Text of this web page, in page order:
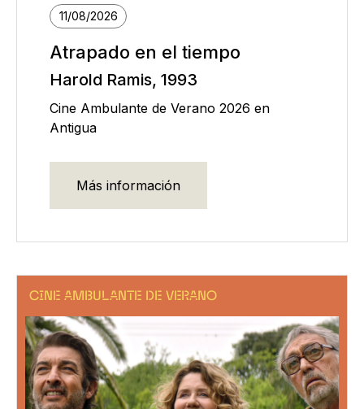
11/08/2026
Atrapado en el tiempo
Harold Ramis, 1993
Cine Ambulante de Verano 2026 en
Antigua
Más información
CINE AMBULANTE DE VERANO